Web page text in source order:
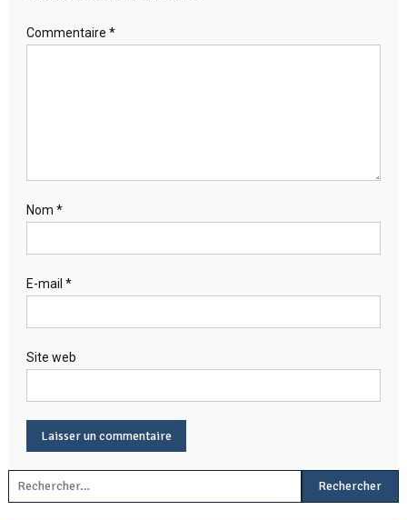
Commentaire *
Nom *
E-mail *
Site web
Rechercher :